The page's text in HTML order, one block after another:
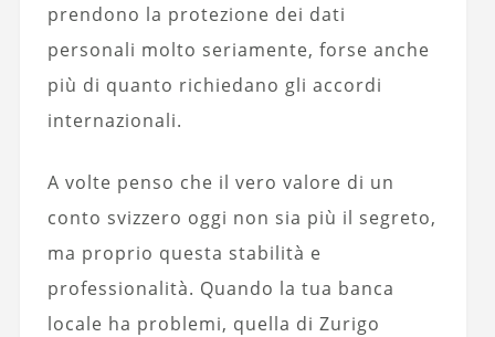
prendono la protezione dei dati
personali molto seriamente, forse anche
più di quanto richiedano gli accordi
internazionali.
A volte penso che il vero valore di un
conto svizzero oggi non sia più il segreto,
ma proprio questa stabilità e
professionalità. Quando la tua banca
locale ha problemi, quella di Zurigo